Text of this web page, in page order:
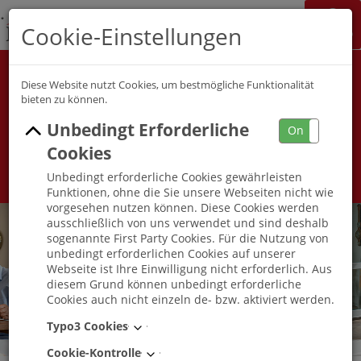
Jobchannel
Job Map
Alle Berufsfelder Alle Berufe
Umkreis
Cookie-Einstellungen
Diese Website nutzt Cookies, um bestmögliche Funktionalität
bieten zu können.
Unbedingt Erforderliche
Cookies
On
Unbedingt erforderliche Cookies gewährleisten
Funktionen, ohne die Sie unsere Webseiten nicht wie
vorgesehen nutzen können. Diese Cookies werden
ausschließlich von uns verwendet und sind deshalb
sogenannte First Party Cookies. Für die Nutzung von
unbedingt erforderlichen Cookies auf unserer
Webseite ist Ihre Einwilligung nicht erforderlich. Aus
diesem Grund können unbedingt erforderliche
Cookies auch nicht einzeln de- bzw. aktiviert werden.
Typo3 Cookies
Cookie-Kontrolle